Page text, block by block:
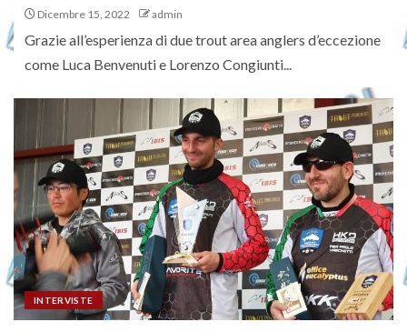
Dicembre 15, 2022 admin
Grazie all’esperienza di due trout area anglers d’eccezione
come Luca Benvenuti e Lorenzo Congiunti...
INTERVISTE